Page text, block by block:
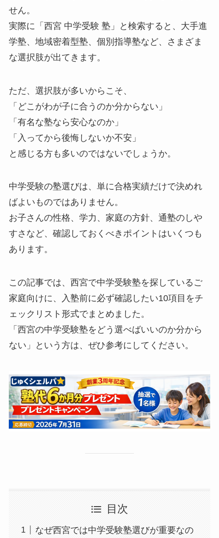
せん。
実際に「西宮 中学受験 塾」と検索すると、大手進
学塾、地域密着型塾、個別指導塾など、さまざま
な選択肢が出てきます。
ただ、選択肢が多いからこそ、
「どこがわが子に合うのか分からない」
「有名な塾なら安心なのか」
「入ってから後悔しないか不安」
と感じる方も多いのではないでしょうか。
中学受験の塾選びは、単に合格実績だけで決めれ
ばよいものではありません。
お子さんの性格、学力、家庭の方針、通塾のしや
すさなど、確認しておくべきポイントはいくつも
あります。
この記事では、西宮で中学受験塾を探しているご
家庭向けに、入塾前に必ず確認したい10項目をチ
ェックリスト形式でまとめました。
「西宮の中学受験塾をどう選べばいいのか分から
ない」という方は、ぜひ参考にしてください。
目次
なぜ西宮では中学受験塾選びが重要なの